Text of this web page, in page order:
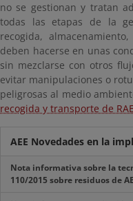
no se gestionan y tratan
todas las etapas de la
recogida,
deben hacerse en unas
sin mezclarse con otros
evitar manipulaciones o
peligrosas al medio
recogida y transporte de
AEE Novedades en la
Nota informativa sobre la
110/2015 sobre residuos de